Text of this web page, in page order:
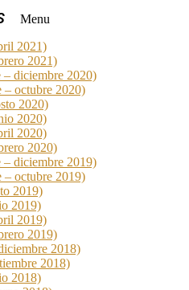
Menu
2018)
2018)
2018)
2019)
2019)
2019)
2019)
– octubre 2019)
diciembre 2019)
2020)
2020)
2020)
2020)
– octubre 2020)
diciembre 2020)
2021)
2021)